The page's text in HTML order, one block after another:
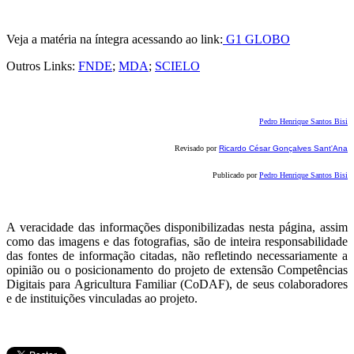
Veja a matéria na íntegra acessando ao link: G1 GLOBO
Outros Links: FNDE; MDA; SCIELO
Pedro Henrique Santos Bisi
Revisado porRicardo César Gonçalves Sant'Ana
Publicado porPedro Henrique Santos Bisi
A veracidade das informações disponibilizadas nesta página, assim
como das imagens e das fotografias, são de inteira responsabilidade
das fontes de informação citadas, não refletindo necessariamente a
opinião ou o posicionamento do projeto de extensão Competências
Digitais para Agricultura Familiar (CoDAF), de seus colaboradores
e de instituições vinculadas ao projeto.